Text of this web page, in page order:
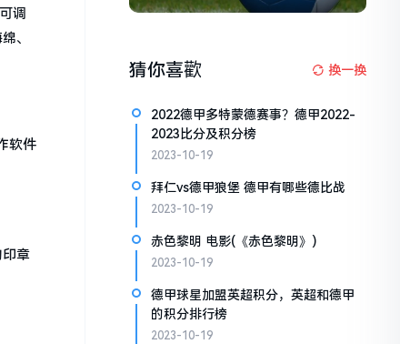
调
、
软件
章
猜你喜歡 换一换
2022德甲多特蒙德赛事？德甲2022-
2023比分及积分榜
2023-10-19
拜仁vs德甲狼堡 德甲有哪些德比战
2023-10-19
赤色黎明 电影(《赤色黎明》)
2023-10-19
德甲球星加盟英超积分，英超和德甲
的积分排行榜
2023-10-19